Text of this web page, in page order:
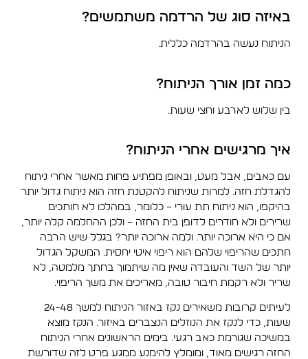
באיזה סוג של הרדמה משתמשים?
הניתוח נעשה בהרדמה כללית.
כמה זמן אורך הניתוח?
בין שלוש לארבע וחצי שעות.
איך מרגישים אחרי הניתוח?
עם כאבים, אבל מעט, ובאופן מפתיע פחות מאשר אחרי ניתוח
להגדלת חזה. למרות שניתוח להקטנת חזה הוא ניתוח גדול יותר
בהיקפו, הוא ניתוח תת עורי – כלומר, במהלכו לא חותכים
שרירים ולא חודרים לדופן בית החזה – ולכן ההחלמה קלה יותר,
אם כי היא ארוכה יותר. ולמה ארוכה יותר? בגלל שיש הרבה
חתכים שהריפוי שלהם הוא ריפוי איטי יחסית. המשקל הגדול
יותר של השד והעובדה שאין מה שיתמוך בחתך מלמטה, לא
שריר ולא רקמת חיבור טובה, מאריכים את משך הריפוי.
לעיתים קרובות משאירים נקז באזור הניתוח למשך 24-48
שעות, כדי לנקז את הנוזלים הנצברים באיזור. הנקז מוצא
במשיכה שגורמת כאב רגעי. בימים הראשונים אחרי הניתוח
החזה רגישים מאוד, ומומלץ להימנע ממגע פרט לזה שדורשת